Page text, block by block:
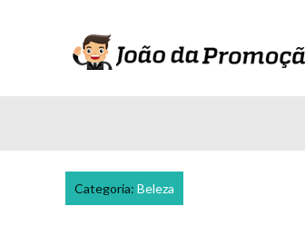
Categoria: Beleza